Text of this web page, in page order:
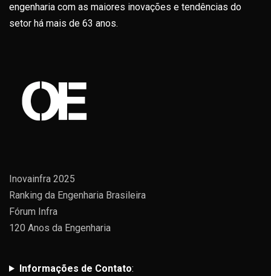
engenharia com as maiores inovações e tendências do
setor há mais de 63 anos.
Inovainfra 2025
Ranking da Engenharia Brasileira
Fórum Infra
120 Anos da Engenharia
Informações de Contato: